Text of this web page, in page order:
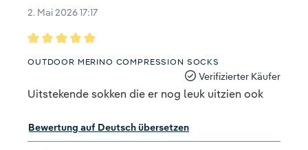
2. Mai 2026 17:17
Bewertung mit 5 von 5 Sternen
OUTDOOR MERINO COMPRESSION SOCKS
Verifizierter Käufer
Uitstekende sokken die er nog leuk uitzien ook
Bewertung auf Deutsch übersetzen